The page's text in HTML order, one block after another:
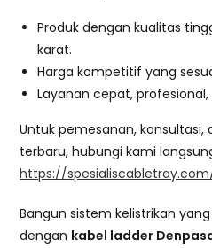
Produk dengan kualitas
karat.
Harga kompetitif yang
Layanan cepat,
Untuk pemesanan,
terbaru, hubungi kami
https://
Bangun sistem kelistrikan
dengan kabel ladder